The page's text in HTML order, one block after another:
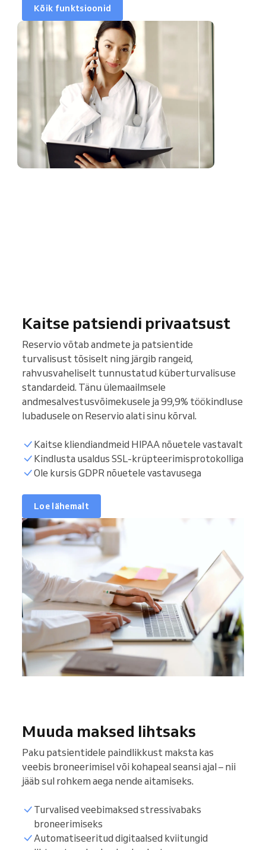
Kõik funktsioonid
Kaitse patsiendi privaatsust
Reservio võtab andmete ja patsientide
turvalisust tõsiselt ning järgib rangeid,
rahvusvaheliselt tunnustatud küberturvalisuse
standardeid. Tänu ülemaailmsele
andmesalvestusvõimekusele ja 99,9% töökindluse
lubadusele on Reservio alati sinu kõrval.
Kaitse kliendiandmeid HIPAA nõuetele vastavalt
Kindlusta usaldus SSL-krüpteerimisprotokolliga
Ole kursis GDPR nõuetele vastavusega
Loe lähemalt
Muuda maksed lihtsaks
Paku patsientidele paindlikkust maksta kas
veebis broneerimisel või kohapeal seansi ajal – nii
jääb sul rohkem aega nende aitamiseks.
Turvalised veebimaksed stressivabaks
broneerimiseks
Automatiseeritud digitaalsed kviitungid